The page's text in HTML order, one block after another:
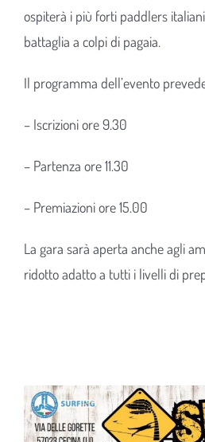
ospiterà i più forti paddlers
battaglia a colpi di pagaia.
Il programma dell’evento
– Iscrizioni ore 9.30
– Partenza ore 11.30
– Premiazioni ore 15.00
La gara sarà aperta anche agli
ridotto adatto a tutti i livelli di